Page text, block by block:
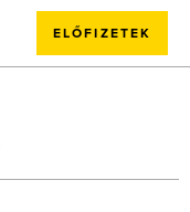
ELŐFIZETEK